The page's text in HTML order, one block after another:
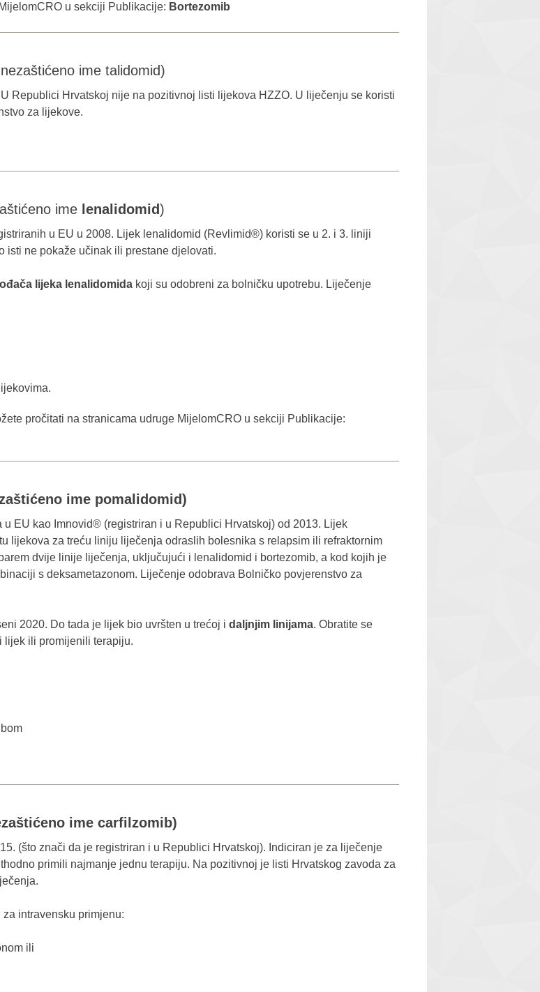
u sekciji Publikacije: Bortezomib
ime talidomid)
Republici Hrvatskoj nije na pozitivnoj listi lijekova HZZO. U liječenju se koristi
za lijekove.
ime lenalidomid)
u EU u 2008. Lijek lenalidomid (Revlimid®) koristi se u 2. i 3. liniji
isti ne pokaže učinak ili prestane djelovati.
lijeka lenalidomida koji su odobreni za bolničku upotrebu. Liječenje
pročitati na stranicama udruge MijelomCRO u sekciji Publikacije:
ime pomalidomid)
EU kao Imnovid® (registriran i u Republici Hrvatskoj) od 2013. Lijek
lijekova za treću liniju liječenja odraslih bolesnika s relapsim ili refraktornim
dvije linije liječenja, uključujući i lenalidomid i bortezomib, a kod kojih je
s deksametazonom. Liječenje odobrava Bolničko povjerenstvo za
2020. Do tada je lijek bio uvršten u trećoj i daljnjim linijama. Obratite se
lijek ili promijenili terapiju.
ime carfilzomib)
(što znači da je registriran i u Republici Hrvatskoj). Indiciran je za liječenje
primili najmanje jednu terapiju. Na pozitivnoj je listi Hrvatskog zavoda za
čenja.
intravensku primjenu:
ili